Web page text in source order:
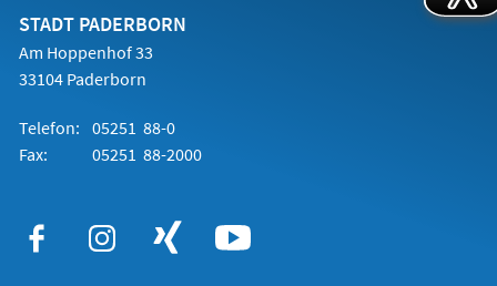
STADT PADERBORN
Am Hoppenhof 33
33104 Paderborn
Telefon: 05251 88-0
Fax:
05251 88-2000